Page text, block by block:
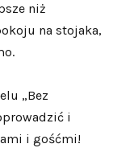
niż
na stojaka,
„Bez
i
i gośćmi!